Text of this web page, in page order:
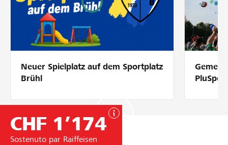
Sostenere
Aiuto & supporto
Partner / Banche Raiffeisen
Collegarsi
Neuer Spielplatz auf dem Sportplatz
Brühl
CHF 1’174
Sostenuto par Raiffeisen